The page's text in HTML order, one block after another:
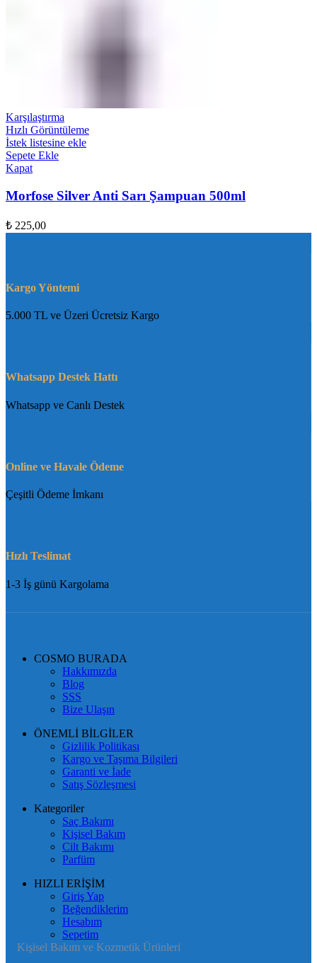
Karşılaştırma
Hızlı Görüntüleme
İstek listesine ekle
Sepete Ekle
Kapat
Morfose Silver Anti Sarı Şampuan 500ml
₺ 225,00
Kargo Yöntemi
5.000 TL ve Üzeri Ücretsiz Kargo
Whatsapp Destek Hattı
Whatsapp ve Canlı Destek
Online ve Havale Ödeme
Çeşitli Ödeme İmkanı
Hızlı Teslimat
1-3 İş günü Kargolama
COSMO BURADA
Hakkımızda
Blog
SSS
Bize Ulaşın
ÖNEMLİ BİLGİLER
Gizlilik Politikası
Kargo ve Taşıma Bilgileri
Garanti ve İade
Satış Sözleşmesi
Kategoriler
Saç Bakımı
Kişisel Bakım
Cilt Bakımı
Parfüm
HIZLI ERİŞİM
Giriş Yap
Beğendiklerim
Hesabım
Sepetim
Kişisel Bakım ve Kozmetik Ürünleri